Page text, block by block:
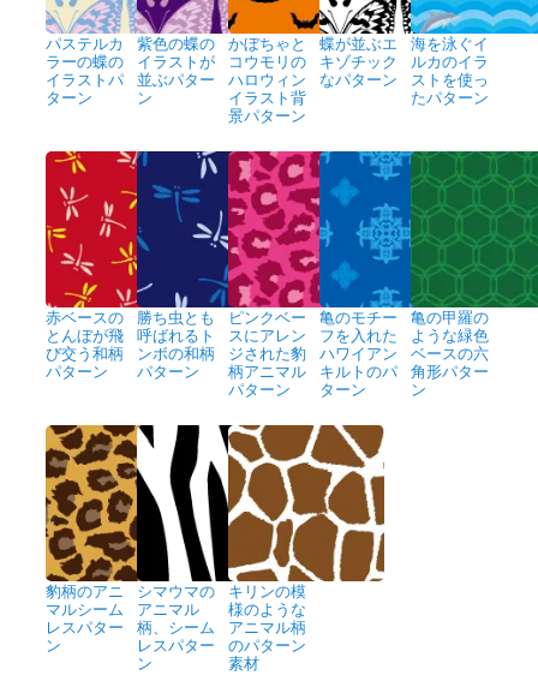
パステルカ
ラーの蝶の
イラストパ
ターン
紫色の蝶の
イラストが
並ぶパター
ン
かぼちゃと
コウモリの
ハロウィン
イラスト背
景パターン
蝶が並ぶエ
キゾチック
なパターン
海を泳ぐイ
ルカのイラ
ストを使っ
たパターン
赤ベースの
とんぼが飛
び交う和柄
パターン
勝ち虫とも
呼ばれるト
ンボの和柄
パターン
ピンクベー
スにアレン
ジされた豹
柄アニマル
パターン
亀のモチー
フを入れた
ハワイアン
キルトのパ
ターン
亀の甲羅の
ような緑色
ベースの六
角形パター
ン
豹柄のアニ
マルシーム
レスパター
ン
シマウマの
アニマル
柄、シーム
レスパター
ン
キリンの模
様のような
アニマル柄
のパターン
素材